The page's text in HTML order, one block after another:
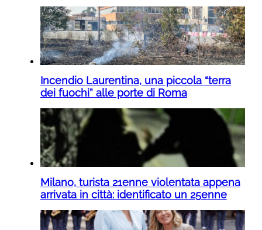
Incendio Laurentina, una piccola “terra
dei fuochi” alle porte di Roma
Milano, turista 21enne violentata appena
arrivata in città: identificato un 25enne